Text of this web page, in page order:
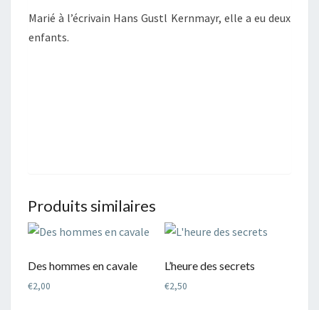
Marié à l’écrivain Hans Gustl Kernmayr, elle a eu deux
enfants.
Produits similaires
Des hommes en cavale
€2,00
L’heure des secrets
€2,50